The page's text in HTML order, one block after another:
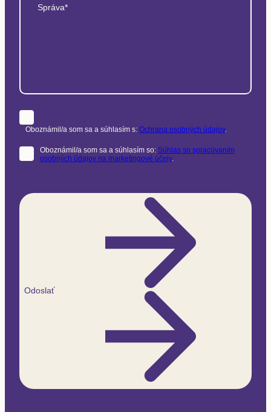
Správa*
Oboznámil/a som sa a súhlasím s: Ochrana osobných údajov.
Oboznámil/a som sa a súhlasím so: Súhlas so spracúvaním
osobných údajov na marketingové účely.
Odoslať